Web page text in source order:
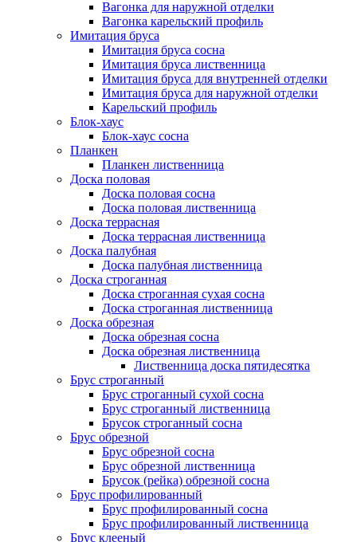
Вагонка для наружной отделки
Вагонка карельский профиль
Имитация бруса
Имитация бруса сосна
Имитация бруса лиственница
Имитация бруса для внутренней отделки
Имитация бруса для наружной отделки
Карельский профиль
Блок-хаус
Блок-хаус сосна
Планкен
Планкен лиственница
Доска половая
Доска половая сосна
Доска половая лиственница
Доска террасная
Доска террасная лиственница
Доска палубная
Доска палубная лиственница
Доска строганная
Доска строганная сухая сосна
Доска строганная лиственница
Доска обрезная
Доска обрезная сосна
Доска обрезная лиственница
Лиственница доска пятидесятка
Брус строганный
Брус строганный сухой сосна
Брус строганный лиственница
Брусок строганный сосна
Брус обрезной
Брус обрезной сосна
Брус обрезной лиственница
Брусок (рейка) обрезной сосна
Брус профилированный
Брус профилированный сосна
Брус профилированный лиственница
Брус клееный